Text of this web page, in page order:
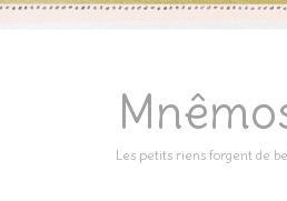
Les petits riens forgent de